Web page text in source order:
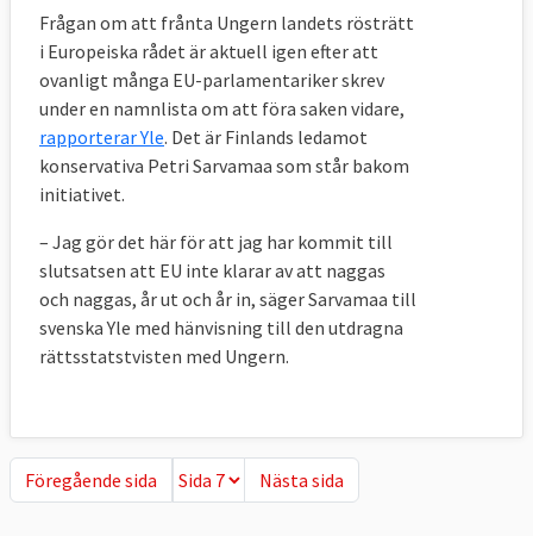
Frågan om att frånta Ungern landets rösträtt
i Europeiska rådet är aktuell igen efter att
ovanligt många EU-parlamentariker skrev
under en namnlista om att föra saken vidare,
rapporterar Yle. Det är Finlands ledamot
konservativa Petri Sarvamaa som står bakom
initiativet.
– Jag gör det här för att jag har kommit till
slutsatsen att EU inte klarar av att naggas
och naggas, år ut och år in, säger Sarvamaa till
svenska Yle med hänvisning till den utdragna
rättsstatstvisten med Ungern.
Föregående sida
Föregående sida Nästa sida
Nästa sida